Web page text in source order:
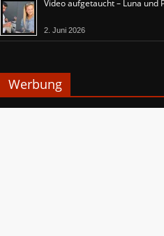
Video aufgetaucht – Luna und
2. Juni 2026
Werbung